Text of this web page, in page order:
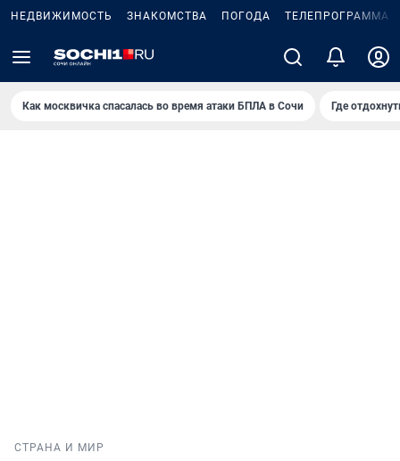
НЕДВИЖИМОСТЬ ЗНАКОМСТВА ПОГОДА ТЕЛЕПРОГРАММА
Как москвичка спасалась во время атаки БПЛА в Сочи Где
СТРАНА И МИР